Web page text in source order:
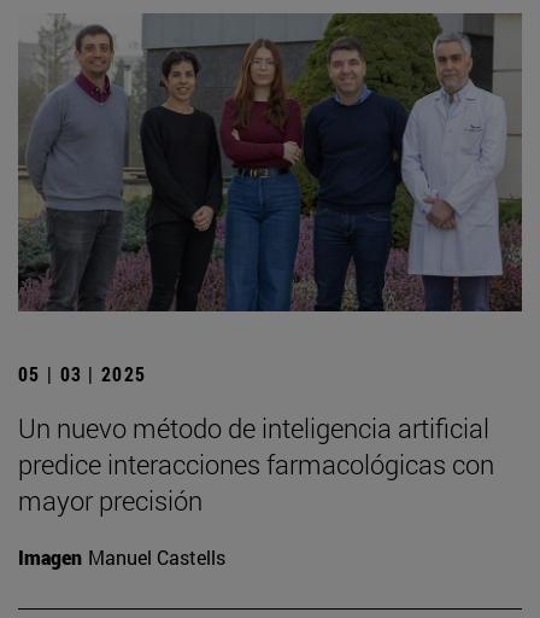
05 | 03 | 2025
Un nuevo método de inteligencia artificial
predice interacciones farmacológicas con
mayor precisión
Imagen Manuel Castells